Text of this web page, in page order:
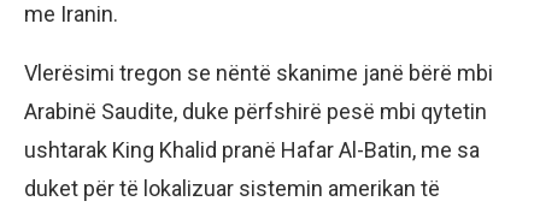
me Iranin.
Vlerësimi tregon se nëntë skanime janë bërë mbi
Arabinë Saudite, duke përfshirë pesë mbi qytetin
ushtarak King Khalid pranë Hafar Al-Batin, me sa
duket për të lokalizuar sistemin amerikan të